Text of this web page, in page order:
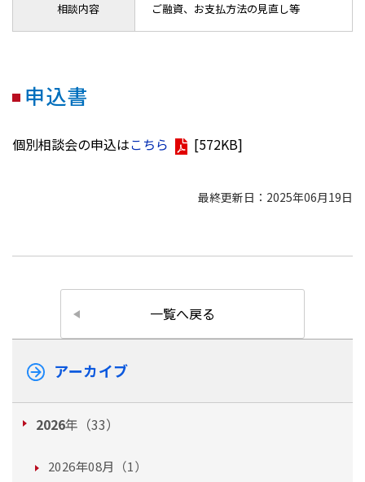
相談内容 ご融資、お支払方法の見直し等
申込書
個別相談会の申込はこちら [572KB]
最終更新日：2025年06月19日
一覧へ戻る
アーカイブ
2026年（33）
2026年08月（1）